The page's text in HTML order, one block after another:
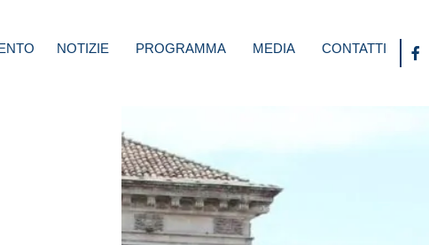
NOTIZIE PROGRAMMA MEDIA CONTATTI